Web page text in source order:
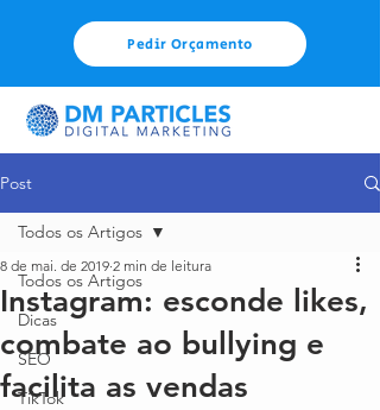
Pedir Orçamento
Post
Todos os Artigos
Dicas
SEO
TikTok
Todos os Artigos
Instagram: esconde likes,
combate ao bullying e
facilita as vendas
8 de mai. de 2019 2 min de leitura